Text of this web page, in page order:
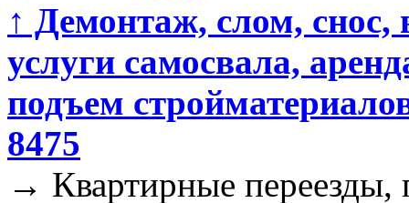
↑ Демонтаж, слом, снос,
услуги самосвала,
подъем
8475
→ Квартирные переезды,